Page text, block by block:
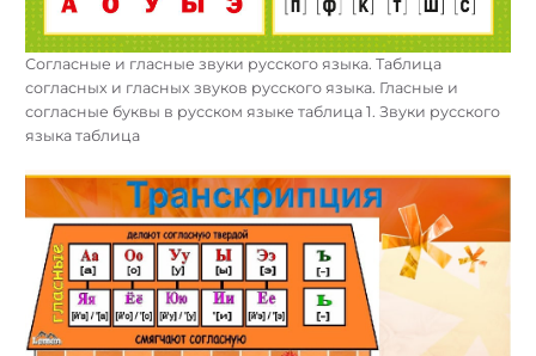
Согласные и гласные звуки русского языка. Таблица
согласных и гласных звуков русского языка. Гласные и
согласные буквы в русском языке таблица 1. Звуки русского
языка таблица